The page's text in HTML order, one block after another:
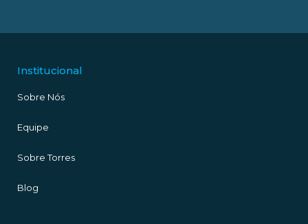
Institucional
Sobre Nós
Equipe
Sobre Torres
Blog